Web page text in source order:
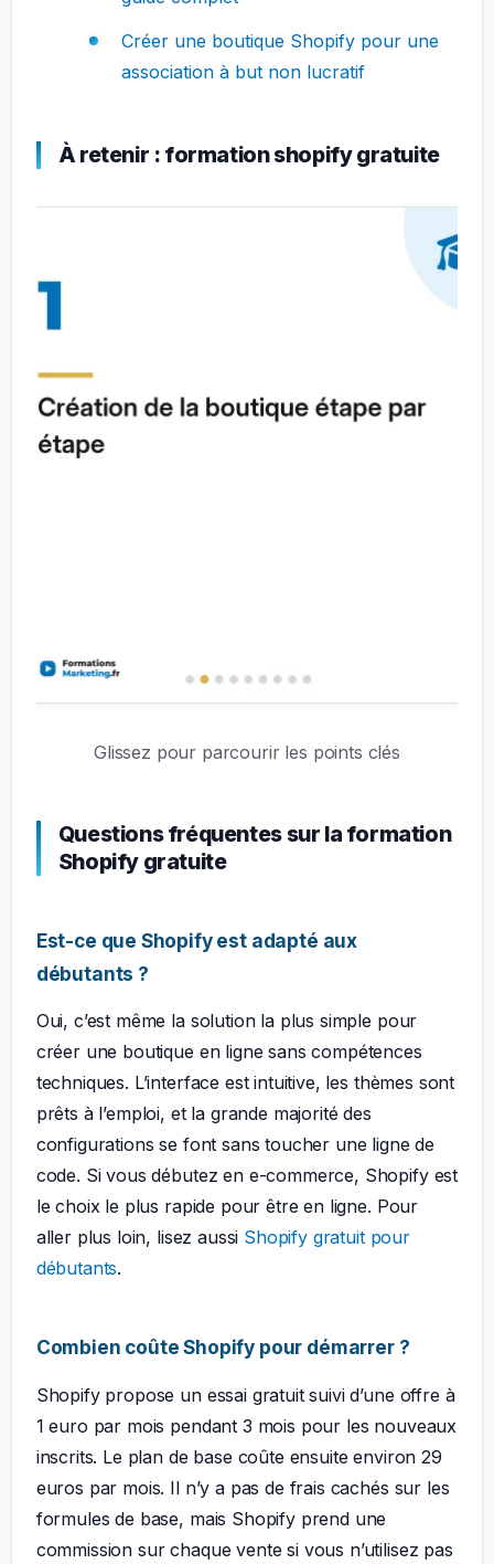
Créer une boutique Shopify pour une
association à but non lucratif
À retenir : formation shopify gratuite
Glissez pour parcourir les points clés
Questions fréquentes sur la formation
Shopify gratuite
Est-ce que Shopify est adapté aux
débutants ?
Oui, c’est même la solution la plus simple pour
créer une boutique en ligne sans compétences
techniques. L’interface est intuitive, les thèmes sont
prêts à l’emploi, et la grande majorité des
configurations se font sans toucher une ligne de
code. Si vous débutez en e-commerce, Shopify est
le choix le plus rapide pour être en ligne. Pour
aller plus loin, lisez aussi Shopify gratuit pour
débutants.
Combien coûte Shopify pour démarrer ?
Shopify propose un essai gratuit suivi d’une offre à
1 euro par mois pendant 3 mois pour les nouveaux
inscrits. Le plan de base coûte ensuite environ 29
euros par mois. Il n’y a pas de frais cachés sur les
formules de base, mais Shopify prend une
commission sur chaque vente si vous n’utilisez pas